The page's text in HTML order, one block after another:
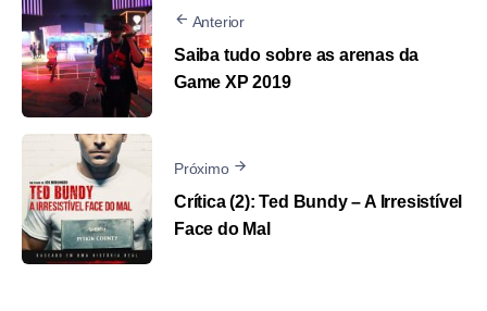
Anterior
Saiba tudo sobre as arenas da
Game XP 2019
Próximo
Crítica (2): Ted Bundy – A Irresistível
Face do Mal